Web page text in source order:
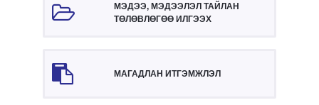
МЭДЭЭ, МЭДЭЭЛЭЛ ТАЙЛАН
ТӨЛӨВЛӨГӨӨ ИЛГЭЭХ
МАГАДЛАН ИТГЭМЖЛЭЛ